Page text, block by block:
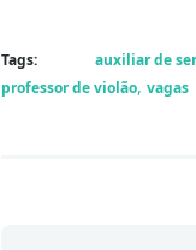
Tags: auxiliar de
professor de violão, vagas